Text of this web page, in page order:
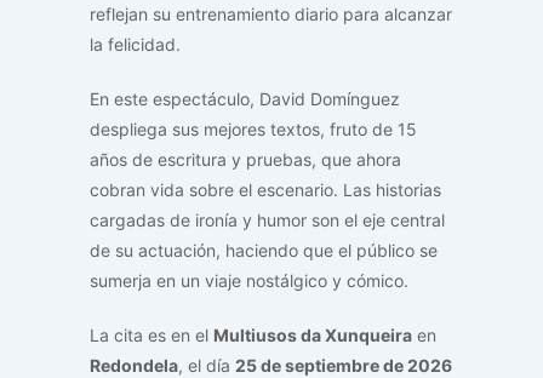
reflejan su entrenamiento diario para alcanzar
la felicidad.
En este espectáculo, David Domínguez
despliega sus mejores textos, fruto de 15
años de escritura y pruebas, que ahora
cobran vida sobre el escenario. Las historias
cargadas de ironía y humor son el eje central
de su actuación, haciendo que el público se
sumerja en un viaje nostálgico y cómico.
La cita es en el Multiusos da Xunqueira en
Redondela, el día 25 de septiembre de 2026